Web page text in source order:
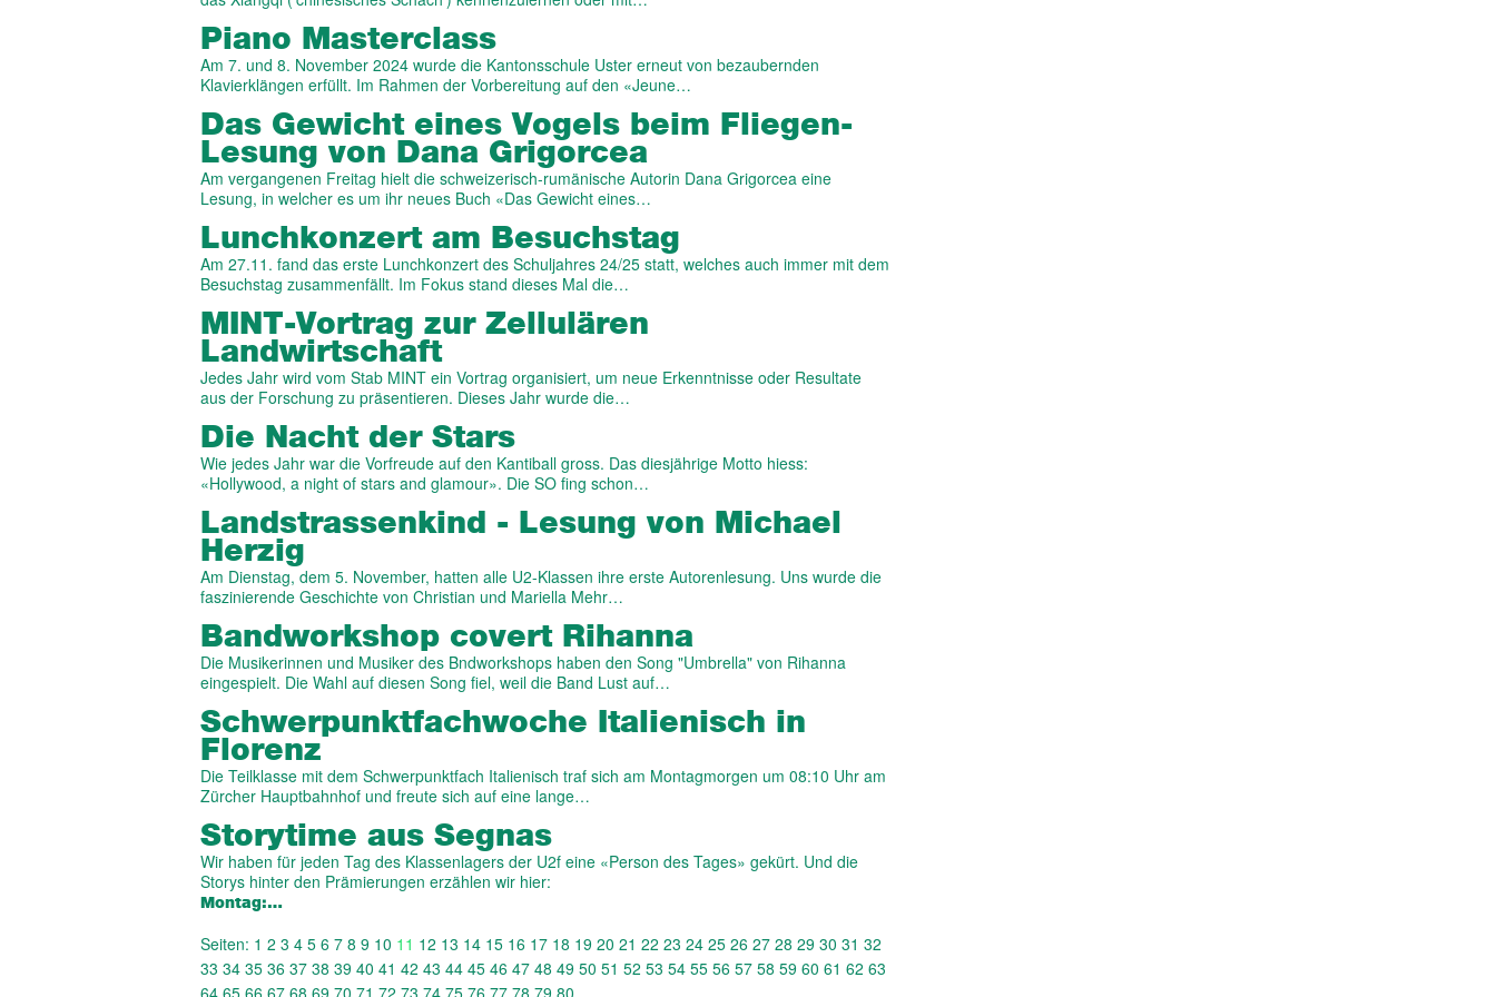
Piano Masterclass
Am 7. und 8. November 2024 wurde die Kantonsschule Uster erneut von bezaubernden
Klavierklängen erfüllt. Im Rahmen der Vorbereitung auf den «Jeune…
Das Gewicht eines Vogels beim Fliegen-
Lesung von Dana Grigorcea
Am vergangenen Freitag hielt die schweizerisch-rumänische Autorin Dana Grigorcea eine
Lesung, in welcher es um ihr neues Buch «Das Gewicht eines…
Lunchkonzert am Besuchstag
Am 27.11. fand das erste Lunchkonzert des Schuljahres 24/25 statt, welches auch immer mit dem
Besuchstag zusammenfällt. Im Fokus stand dieses Mal die…
MINT-Vortrag zur Zellulären
Landwirtschaft
Jedes Jahr wird vom Stab MINT ein Vortrag organisiert, um neue Erkenntnisse oder Resultate
aus der Forschung zu präsentieren. Dieses Jahr wurde die…
Die Nacht der Stars
Wie jedes Jahr war die Vorfreude auf den Kantiball gross. Das diesjährige Motto hiess:
«Hollywood, a night of stars and glamour». Die SO fing schon…
Landstrassenkind - Lesung von Michael
Herzig
Am Dienstag, dem 5. November, hatten alle U2-Klassen ihre erste Autorenlesung. Uns wurde die
faszinierende Geschichte von Christian und Mariella Mehr…
Bandworkshop covert Rihanna
Die Musikerinnen und Musiker des Bndworkshops haben den Song "Umbrella" von Rihanna
eingespielt. Die Wahl auf diesen Song fiel, weil die Band Lust auf…
Schwerpunktfachwoche Italienisch in
Florenz
Die Teilklasse mit dem Schwerpunktfach Italienisch traf sich am Montagmorgen um 08:10 Uhr am
Zürcher Hauptbahnhof und freute sich auf eine lange…
Storytime aus Segnas
Wir haben für jeden Tag des Klassenlagers der U2f eine «Person des Tages» gekürt. Und die
Storys hinter den Prämierungen erzählen wir hier:
Montag:…
Seiten: 1 2 3 4 5 6 7 8 9 10 11 12 13 14 15 16 17 18 19 20 21 22 23 24 25 26 27 28 29 30 31 32
33 34 35 36 37 38 39 40 41 42 43 44 45 46 47 48 49 50 51 52 53 54 55 56 57 58 59 60 61 62 63